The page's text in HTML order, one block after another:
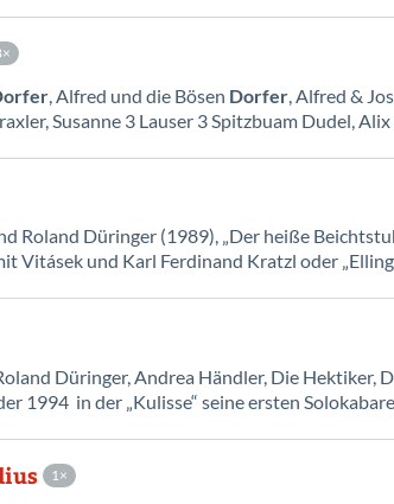
, Alfred und die Bösen Dorfer, Alfred &
Susanne 3 Lauser 3 Spitzbuam Dudel,
Roland Düringer (1989), „Der heiße
Vitásek und Karl Ferdinand Kratzl oder
Düringer, Andrea Händler, Die Hektiker,
1994 in der „Kulisse“ seine ersten
1